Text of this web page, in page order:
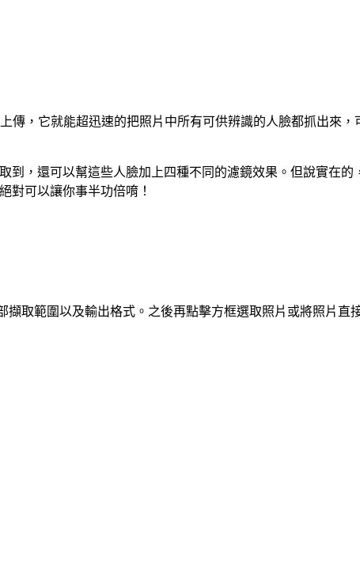
傳，它就能超迅速的把照片中所有可供辨識的人臉都抓出來
到，還可以幫這些人臉加上四種不同的濾鏡效果。但說實在
對可以讓你事半功倍唷！
取範圍以及輸出格式。之後再點擊方框選取照片或將照片直